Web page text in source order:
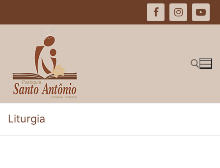
Pesquisar por:
Liturgia